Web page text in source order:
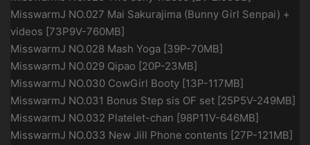
MisswarmJ NO.027 Mai Sakurajima (Bunny Girl Senpai) +
videos [73P9V-760MB]
MisswarmJ NO.028 Mash Yoga [39P-70MB]
MisswarmJ NO.029 Qipao [20P-23MB]
MisswarmJ NO.030 CowGirl Booty [13P-117MB]
MisswarmJ NO.031 Bonus Step sis OF set [25P5V-249MB]
MisswarmJ NO.032 Platelet-chan [98P11V-646MB]
MisswarmJ NO.033 New Jill Phone contents [27P-121MB]